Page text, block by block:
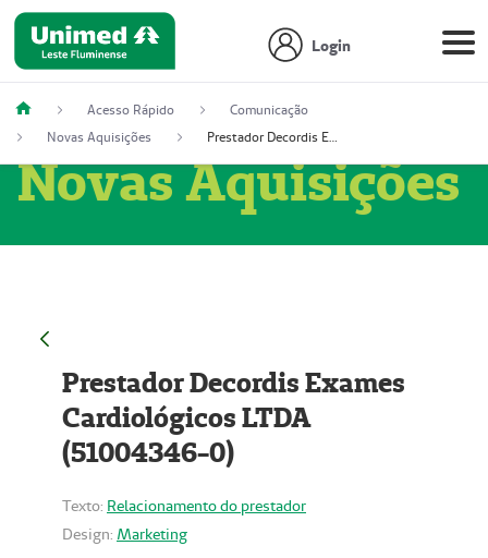
Login
Acesso Rápido
Comunicação
Novas Aquisições
Prestador Decordis Exames Cardiológicos LTDA (51004346-0)
Novas Aquisições
Prestador Decordis Exames
Cardiológicos LTDA
(51004346-0)
Texto: Relacionamento do prestador
Design: Marketing